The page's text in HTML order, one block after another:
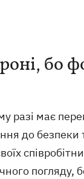
бо
разі має
до
погляду,